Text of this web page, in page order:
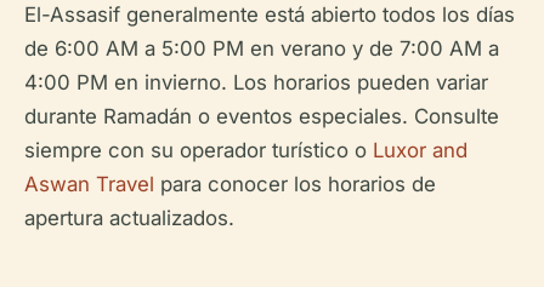
El-Assasif generalmente está abierto todos los días
de 6:00 AM a 5:00 PM en verano y de 7:00 AM a
4:00 PM en invierno. Los horarios pueden variar
durante Ramadán o eventos especiales. Consulte
siempre con su operador turístico o Luxor and
Aswan Travel para conocer los horarios de
apertura actualizados.